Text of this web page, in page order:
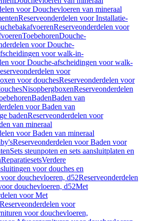
voor Douchevloeren van mineraal
Reserveonderdelen voor Installatie-
Reserveonderdelen voor
ToebehorenDouche-
voor Douche-
voor walk-in-
voor Douche-afscheidingen voor walk-
voor
voor douchesReserveonderdelen voor
NisopbergboxenReserveonderdelen
BadenBaden van
voor Baden van
badenReserveonderdelen voor
van mineraal
voor Baden van mineraal
Reserveonderdelen voor Baden voor
Sets steunpoten en sets aansluitplaten en
ReparatiesetsVerdere
voor douches en
douchevloeren, d52Reserveonderdelen
douchevloeren, d52Met
voor Met
Reserveonderdelen voor
voor douchevloeren,